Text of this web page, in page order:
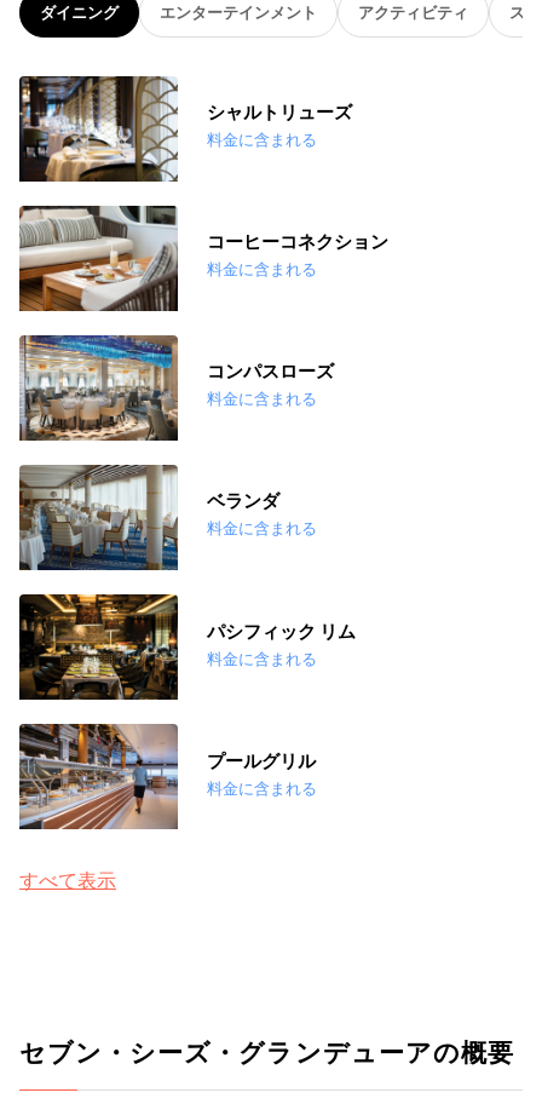
ダイニング エンターテインメント アクティビティ ス
シャルトリューズ
料金に含まれる
コーヒーコネクション
料金に含まれる
コンパスローズ
料金に含まれる
ベランダ
料金に含まれる
パシフィック リム
料金に含まれる
プールグリル
料金に含まれる
すべて表示
セブン・シーズ・グランデューアの概要